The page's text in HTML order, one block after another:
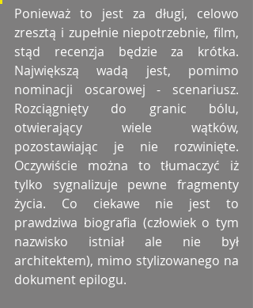
Ponieważ to jest za długi, celowo
zresztą i zupełnie niepotrzebnie, film,
stąd recenzja będzie za krótka.
Największą wadą jest, pomimo
nominacji oscarowej - scenariusz.
Rozciągnięty do granic bólu,
otwierający wiele wątków,
pozostawiając je nie rozwinięte.
Oczywiście można to tłumaczyć iż
tylko sygnalizuje pewne fragmenty
życia. Co ciekawe nie jest to
prawdziwa biografia (człowiek o tym
nazwisko istniał ale nie był
architektem), mimo stylizowanego na
dokument epilogu.